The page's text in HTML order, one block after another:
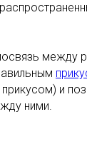
между
и
ними.